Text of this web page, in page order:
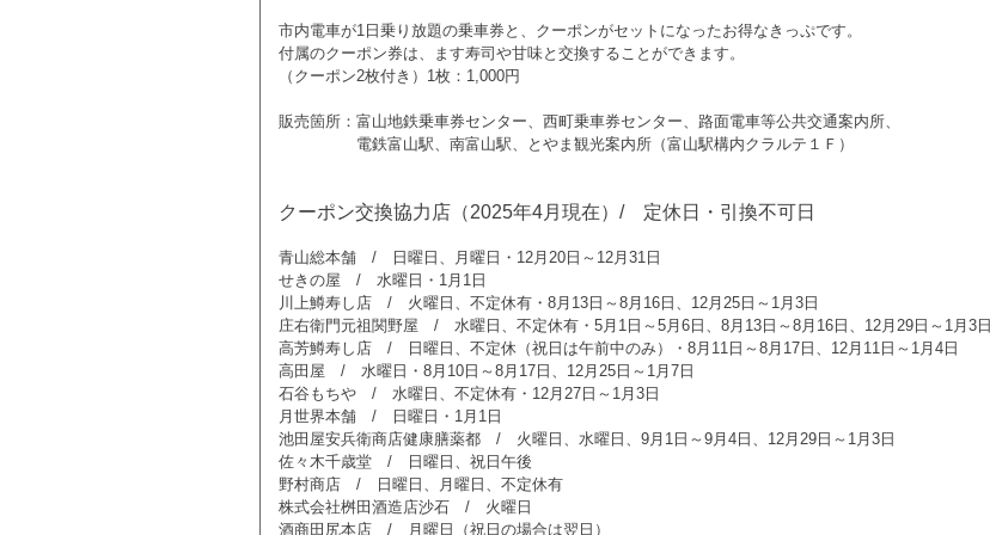
市内電車が1日乗り放題の乗車券と、クーポンがセットになったお得なきっぷです。
付属のクーポン券は、ます寿司や甘味と交換することができます。
（クーポン2枚付き）1枚：1,000円
販売箇所：富山地鉄乗車券センター、西町乗車券センター、路面電車等公共交通案内所、
電鉄富山駅、南富山駅、とやま観光案内所（富山駅構内クラルテ１Ｆ）
クーポン交換協力店（2025年4月現在）/ 定休日・引換不可日
青山総本舗 / 日曜日、月曜日・12月20日～12月31日
せきの屋 / 水曜日・1月1日
川上鱒寿し店 / 火曜日、不定休有・8月13日～8月16日、12月25日～1月3日
庄右衛門元祖関野屋 / 水曜日、不定休有・5月1日～5月6日、8月13日～8月16日、12月29日～1月3日
高芳鱒寿し店 / 日曜日、不定休（祝日は午前中のみ）・8月11日～8月17日、12月11日～1月4日
高田屋 / 水曜日・8月10日～8月17日、12月25日～1月7日
石谷もちや / 水曜日、不定休有・12月27日～1月3日
月世界本舗 / 日曜日・1月1日
池田屋安兵衛商店健康膳薬都 / 火曜日、水曜日、9月1日～9月4日、12月29日～1月3日
佐々木千歳堂 / 日曜日、祝日午後
野村商店 / 日曜日、月曜日、不定休有
株式会社桝田酒造店沙石 / 火曜日
酒商田尻本店 / 月曜日（祝日の場合は翌日）